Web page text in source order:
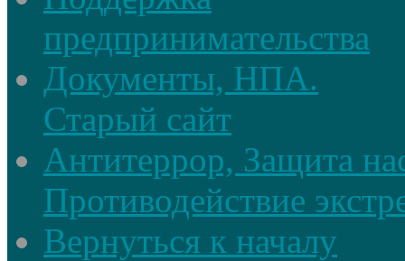
предпринимательства
Документы, НПА.
Старый сайт
Антитеррор, Защита
Противодействие
Вернуться к началу